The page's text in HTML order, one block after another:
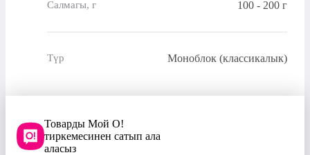
Салмагы, г 100 - 200 г
Түр Моноблок (классикалык)
Товарды Мой О!
тиркемесинен сатып ала
аласыз